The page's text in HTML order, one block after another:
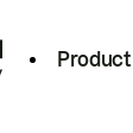
Product